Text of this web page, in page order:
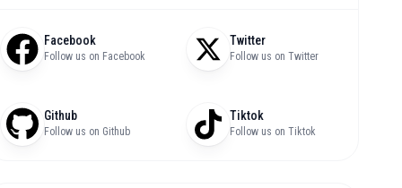
Facebook
Follow us on Facebook
Twitter
Follow us on Twitter
Github
Follow us on Github
Tiktok
Follow us on Tiktok